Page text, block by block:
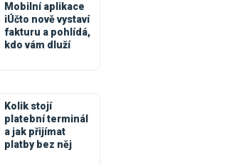
Mobilní aplikace
iÚčto nově vystaví
fakturu a pohlídá,
kdo vám dluží
Kolik stojí
platební terminál
a jak přijímat
platby bez něj